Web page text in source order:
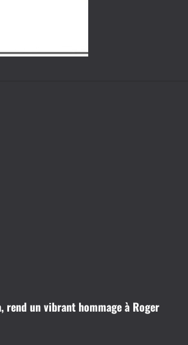
rend un vibrant hommage à Roger